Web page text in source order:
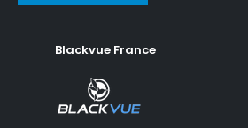
Blackvue France